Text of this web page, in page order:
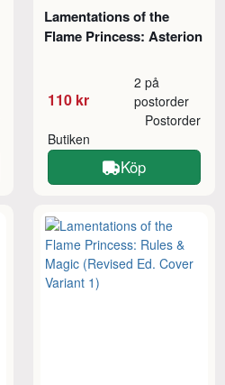
Lamentations of the
Flame Princess: Asterion
110 kr
2 på
postorder
Butiken
Postorder
Köp